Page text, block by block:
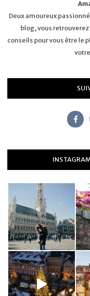
Deux amoureux
blog, vous
conseils pour vous être le